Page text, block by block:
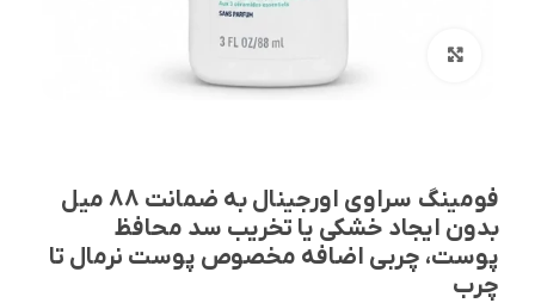
فومینگ سراوی اورجینال به ضمانت 88 میل
بدون ایجاد خشکی یا تخریب سد محافظ
پوست، چربی اضافه مخصوص پوست نرمال تا
چرب